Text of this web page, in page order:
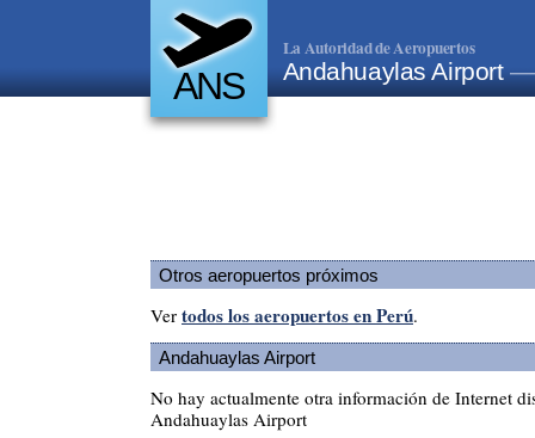
ANS
La Autoridad de Aeropuertos
Andahuaylas Airport—
Otros aeropuertos próximos
Ver todos los aeropuertos en Perú.
Andahuaylas Airport
No hay actualmente otra información de Internet
Andahuaylas Airport